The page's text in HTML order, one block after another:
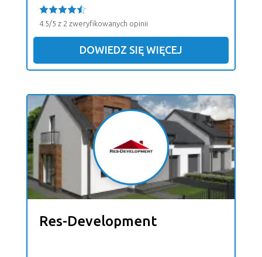
4.5/5 z 2 zweryfikowanych opinii
DOWIEDZ SIĘ WIĘCEJ
Res-Development